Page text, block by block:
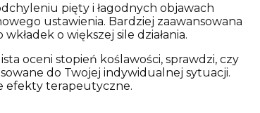
pięty i łagodnych objawach
ustawienia. Bardziej zaawansowana
o większej sile działania.
oceni stopień koślawości, sprawdzi, czy
do Twojej indywidualnej sytuacji.
efekty terapeutyczne.